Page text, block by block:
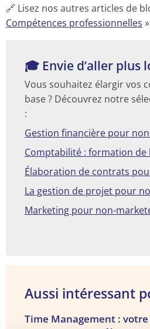
🔗 Lisez nos autres articles de
Compétences professionnelles
🎓 Envie d’aller plus
Vous souhaitez élargir vos
base ? Découvrez notre
:
Gestion financière pour
Comptabilité : formation de
Élaboration de contrats
La gestion de projet pour
Marketing pour non-
Aussi intéressant
Time Management :
Voir